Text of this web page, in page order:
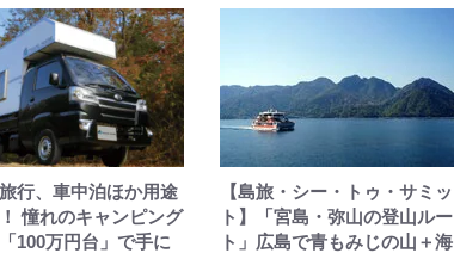
行、車中泊ほか用途
憧れのキャンピング
100万円台」で手に
【島旅・シー・トゥ・サミッ
ト】「宮島・弥山の登山ルー
ト」広島で青もみじの山＋海